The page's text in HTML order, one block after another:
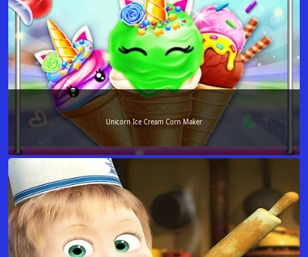
Unicorn Ice Cream Corn Maker